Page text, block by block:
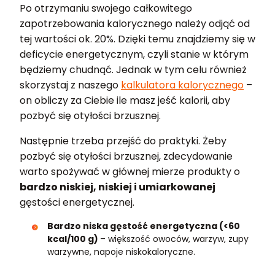
Po otrzymaniu swojego całkowitego
zapotrzebowania kalorycznego należy odjąć od
tej wartości ok. 20%. Dzięki temu znajdziemy się w
deficycie energetycznym, czyli stanie w którym
będziemy chudnąć. Jednak w tym celu również
skorzystaj z naszego kalkulatora kalorycznego –
on obliczy za Ciebie ile masz jeść kalorii, aby
pozbyć się otyłości brzusznej.
Następnie trzeba przejść do praktyki. Żeby
pozbyć się otyłości brzusznej, zdecydowanie
warto spożywać w głównej mierze produkty o
bardzo niskiej, niskiej i umiarkowanej
gęstości energetycznej.
Bardzo niska gęstość energetyczna (<60
kcal/100 g) – większość owoców, warzyw, zupy
warzywne, napoje niskokaloryczne.